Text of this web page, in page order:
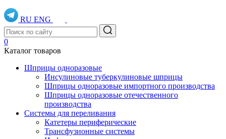
RU ENG
0
Каталог товаров
Шприцы одноразовые
Инсулиновые туберкулиновые шприцы
Шприцы одноразовые импортного производства
Шприцы одноразовые отечественного
производства
Системы для переливания
Катетеры периферические
Трансфузионные системы